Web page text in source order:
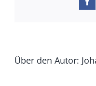
Über den Autor: